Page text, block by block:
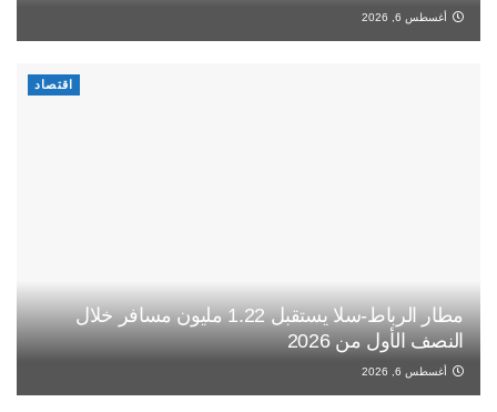
أغسطس 6, 2026
اقتصاد
مطار الرباط-سلا يستقبل 1.22 مليون مسافر خلال
النصف الأول من 2026
أغسطس 6, 2026